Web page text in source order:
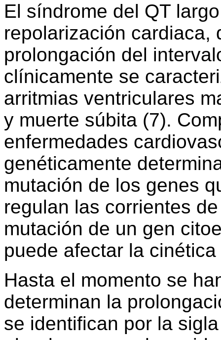
El síndrome del QT
repolarización cardiaca,
prolongación del
clínicamente se
arritmias ventriculares
y muerte súbita (7).
enfermedades
genéticamente
mutación de los genes
regulan las corrientes
mutación de un gen
puede afectar la
Hasta el momento se
determinan la
se identifican por la